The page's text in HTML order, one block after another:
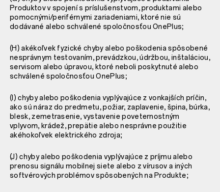
Produktov v spojení s príslušenstvom, produktami alebo
pomocnými/periférnymi zariadeniami, ktoré nie sú
dodávané alebo schválené spoločnosťou OnePlus;
(H) akékoľvek fyzické chyby alebo poškodenia spôsobené
nesprávnym testovaním, prevádzkou, údržbou, inštaláciou,
servisom alebo úpravou, ktoré neboli poskytnuté alebo
schválené spoločnosťou OnePlus;
(I) chyby alebo poškodenia vyplývajúce z vonkajších príčin,
ako sú náraz do predmetu, požiar, zaplavenie, špina, búrka,
blesk, zemetrasenie, vystavenie poveternostným
vplyvom, krádež, prepätie alebo nesprávne použitie
akéhokoľvek elektrického zdroja;
(J) chyby alebo poškodenia vyplývajúce z príjmu alebo
prenosu signálu mobilnej siete alebo z vírusov a iných
softvérových problémov spôsobených na Produkte;